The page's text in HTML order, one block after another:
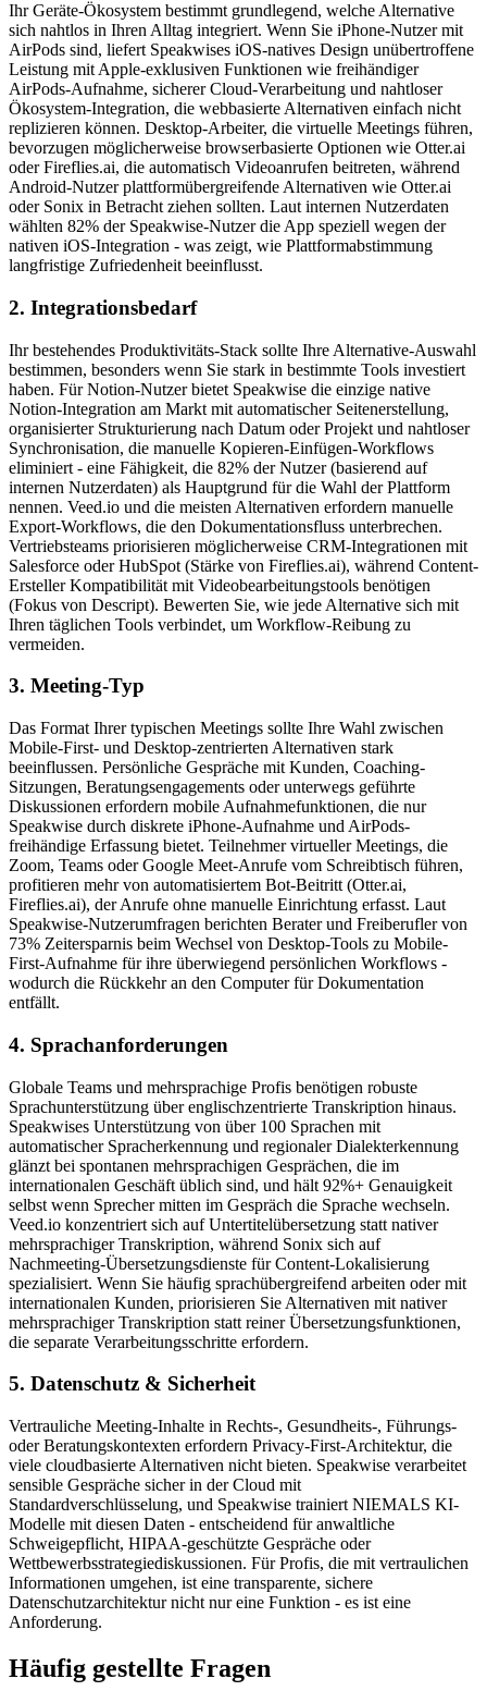
Ihr Geräte-Ökosystem bestimmt grundlegend, welche Alternative
sich nahtlos in Ihren Alltag integriert. Wenn Sie iPhone-Nutzer mit
AirPods sind, liefert Speakwises iOS-natives Design unübertroffene
Leistung mit Apple-exklusiven Funktionen wie freihändiger
AirPods-Aufnahme, sicherer Cloud-Verarbeitung und nahtloser
Ökosystem-Integration, die webbasierte Alternativen einfach nicht
replizieren können. Desktop-Arbeiter, die virtuelle Meetings führen,
bevorzugen möglicherweise browserbasierte Optionen wie Otter.ai
oder Fireflies.ai, die automatisch Videoanrufen beitreten, während
Android-Nutzer plattformübergreifende Alternativen wie Otter.ai
oder Sonix in Betracht ziehen sollten. Laut internen Nutzerdaten
wählten 82% der Speakwise-Nutzer die App speziell wegen der
nativen iOS-Integration - was zeigt, wie Plattformabstimmung
langfristige Zufriedenheit beeinflusst.
2. Integrationsbedarf
Ihr bestehendes Produktivitäts-Stack sollte Ihre Alternative-Auswahl
bestimmen, besonders wenn Sie stark in bestimmte Tools investiert
haben. Für Notion-Nutzer bietet Speakwise die einzige native
Notion-Integration am Markt mit automatischer Seitenerstellung,
organisierter Strukturierung nach Datum oder Projekt und nahtloser
Synchronisation, die manuelle Kopieren-Einfügen-Workflows
eliminiert - eine Fähigkeit, die 82% der Nutzer (basierend auf
internen Nutzerdaten) als Hauptgrund für die Wahl der Plattform
nennen. Veed.io und die meisten Alternativen erfordern manuelle
Export-Workflows, die den Dokumentationsfluss unterbrechen.
Vertriebsteams priorisieren möglicherweise CRM-Integrationen mit
Salesforce oder HubSpot (Stärke von Fireflies.ai), während Content-
Ersteller Kompatibilität mit Videobearbeitungstools benötigen
(Fokus von Descript). Bewerten Sie, wie jede Alternative sich mit
Ihren täglichen Tools verbindet, um Workflow-Reibung zu
vermeiden.
3. Meeting-Typ
Das Format Ihrer typischen Meetings sollte Ihre Wahl zwischen
Mobile-First- und Desktop-zentrierten Alternativen stark
beeinflussen. Persönliche Gespräche mit Kunden, Coaching-
Sitzungen, Beratungsengagements oder unterwegs geführte
Diskussionen erfordern mobile Aufnahmefunktionen, die nur
Speakwise durch diskrete iPhone-Aufnahme und AirPods-
freihändige Erfassung bietet. Teilnehmer virtueller Meetings, die
Zoom, Teams oder Google Meet-Anrufe vom Schreibtisch führen,
profitieren mehr von automatisiertem Bot-Beitritt (Otter.ai,
Fireflies.ai), der Anrufe ohne manuelle Einrichtung erfasst. Laut
Speakwise-Nutzerumfragen berichten Berater und Freiberufler von
73% Zeitersparnis beim Wechsel von Desktop-Tools zu Mobile-
First-Aufnahme für ihre überwiegend persönlichen Workflows -
wodurch die Rückkehr an den Computer für Dokumentation
entfällt.
4. Sprachanforderungen
Globale Teams und mehrsprachige Profis benötigen robuste
Sprachunterstützung über englischzentrierte Transkription hinaus.
Speakwises Unterstützung von über 100 Sprachen mit
automatischer Spracherkennung und regionaler Dialekterkennung
glänzt bei spontanen mehrsprachigen Gesprächen, die im
internationalen Geschäft üblich sind, und hält 92%+ Genauigkeit
selbst wenn Sprecher mitten im Gespräch die Sprache wechseln.
Veed.io konzentriert sich auf Untertitelübersetzung statt nativer
mehrsprachiger Transkription, während Sonix sich auf
Nachmeeting-Übersetzungsdienste für Content-Lokalisierung
spezialisiert. Wenn Sie häufig sprachübergreifend arbeiten oder mit
internationalen Kunden, priorisieren Sie Alternativen mit nativer
mehrsprachiger Transkription statt reiner Übersetzungsfunktionen,
die separate Verarbeitungsschritte erfordern.
5. Datenschutz & Sicherheit
Vertrauliche Meeting-Inhalte in Rechts-, Gesundheits-, Führungs-
oder Beratungskontexten erfordern Privacy-First-Architektur, die
viele cloudbasierte Alternativen nicht bieten. Speakwise verarbeitet
sensible Gespräche sicher in der Cloud mit
Standardverschlüsselung, und Speakwise trainiert NIEMALS KI-
Modelle mit diesen Daten - entscheidend für anwaltliche
Schweigepflicht, HIPAA-geschützte Gespräche oder
Wettbewerbsstrategiediskussionen. Für Profis, die mit vertraulichen
Informationen umgehen, ist eine transparente, sichere
Datenschutzarchitektur nicht nur eine Funktion - es ist eine
Anforderung.
Häufig gestellte Fragen